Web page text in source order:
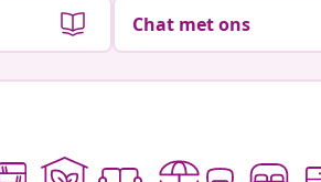
Chat met ons